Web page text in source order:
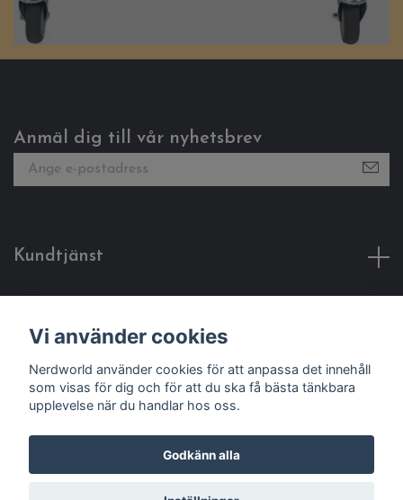
Anmäl dig till vår nyhetsbrev
Kundtjänst
Sociala medier
© 2026 Nerdworld
Vi använder cookies
Nerdworld använder cookies för att anpassa det innehåll
som visas för dig och för att du ska få bästa tänkbara
upplevelse när du handlar hos oss.
Godkänn alla